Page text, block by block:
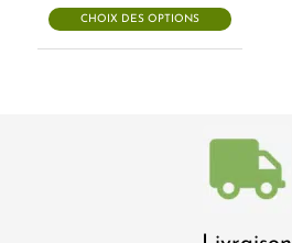
67.500 CFA
à
85.000 CFA
CHOIX DES OPTIONS